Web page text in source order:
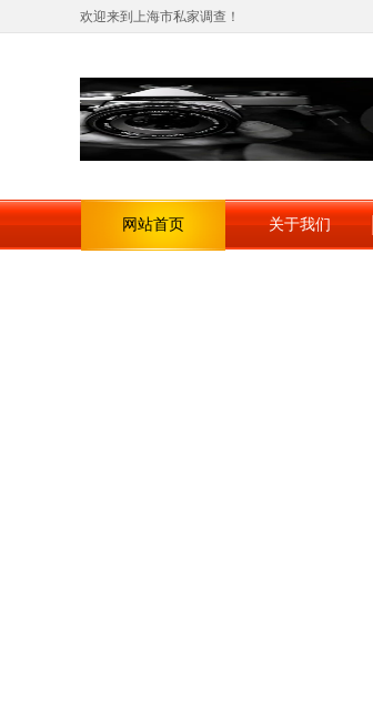
欢迎来到上海市私家调查！
网站首页 关于我们